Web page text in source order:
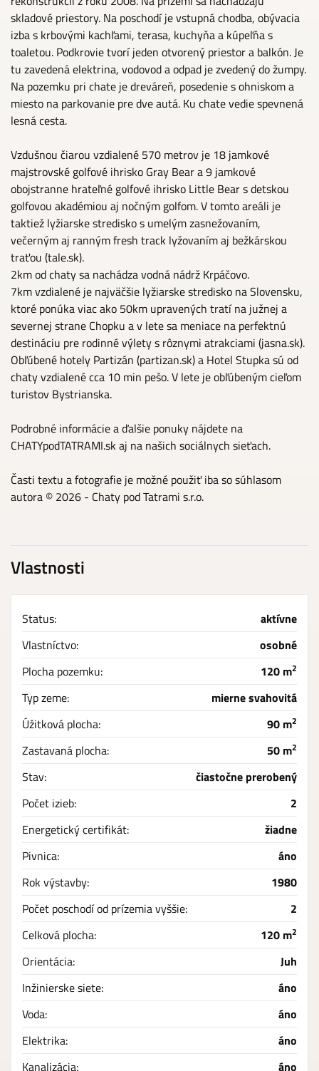
skladové priestory. Na poschodí je vstupná chodba, obývacia
izba s krbovými kachľami, terasa, kuchyňa a kúpeľňa s
toaletou. Podkrovie tvorí jeden otvorený priestor a balkón. Je
tu zavedená elektrina, vodovod a odpad je zvedený do žumpy.
Na pozemku pri chate je dreváreň, posedenie s ohniskom a
miesto na parkovanie pre dve autá. Ku chate vedie spevnená
lesná cesta.
Vzdušnou čiarou vzdialené 570 metrov je 18 jamkové
majstrovské golfové ihrisko Gray Bear a 9 jamkové
obojstranne hrateľné golfové ihrisko Little Bear s detskou
golfovou akadémiou aj nočným golfom. V tomto areáli je
taktiež lyžiarske stredisko s umelým zasnežovaním,
večerným aj ranným fresh track lyžovaním aj bežkárskou
traťou (tale.sk).
2km od chaty sa nachádza vodná nádrž Krpáčovo.
7km vzdialené je najväčšie lyžiarske stredisko na Slovensku,
ktoré ponúka viac ako 50km upravených tratí na južnej a
severnej strane Chopku a v lete sa meniace na perfektnú
destináciu pre rodinné výlety s rôznymi atrakciami (jasna.sk).
Obľúbené hotely Partizán (partizan.sk) a Hotel Stupka sú od
chaty vzdialené cca 10 min pešo. V lete je obľúbeným cieľom
turistov Bystrianska.
Podrobné informácie a ďalšie ponuky nájdete na
CHATYpodTATRAMI.sk aj na našich sociálnych sieťach.
Časti textu a fotografie je možné použiť iba so súhlasom
autora © 2026 - Chaty pod Tatrami s.r.o.
Vlastnosti
Status:
aktívne
Vlastníctvo:
osobné
Plocha pozemku:
120 m2
Typ zeme:
mierne svahovitá
Úžitková plocha:
90 m2
Zastavaná plocha: 50 m2
Stav:
čiastočne prerobený
Počet izieb:
2
Energetický certifikát:
žiadne
Pivnica:
áno
Rok výstavby:
1980
Počet poschodí od prízemia vyššie:
2
Celková plocha:
120 m2
Orientácia:
Juh
Inžinierske siete:
áno
Voda:
áno
Elektrika:
áno
Kanalizácia:
áno